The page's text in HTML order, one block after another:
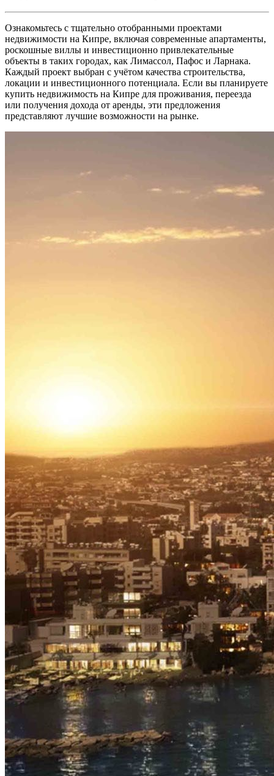
Ознакомьтесь с тщательно отобранными проектами
недвижимости на Кипре, включая современные апартаменты,
роскошные виллы и инвестиционно привлекательные
объекты в таких городах, как Лимассол, Пафос и Ларнака.
Каждый проект выбран с учётом качества строительства,
локации и инвестиционного потенциала. Если вы планируете
купить недвижимость на Кипре для проживания, переезда
или получения дохода от аренды, эти предложения
представляют лучшие возможности на рынке.